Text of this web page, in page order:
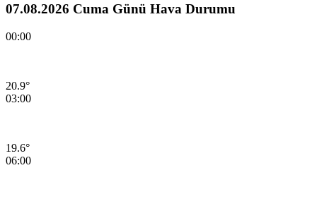
07.08.2026 Cuma Günü Hava Durumu
00:00
20.9°
03:00
19.6°
06:00